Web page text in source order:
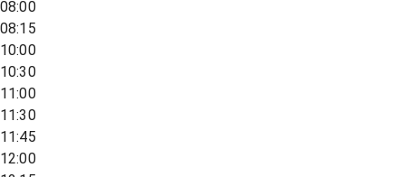
08:00
08:15
10:00
10:30
11:00
11:30
11:45
12:00